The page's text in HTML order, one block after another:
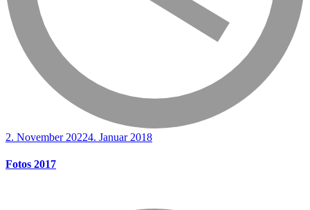
2. November 20224. Januar 2018
Fotos 2017